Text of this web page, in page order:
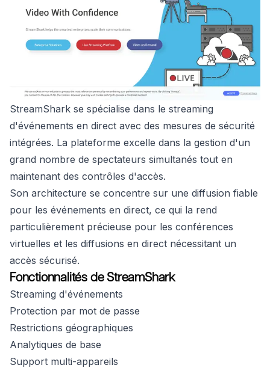
StreamShark se spécialise dans le streaming
d'événements en direct avec des mesures de sécurité
intégrées. La plateforme excelle dans la gestion d'un
grand nombre de spectateurs simultanés tout en
maintenant des contrôles d'accès.
Son architecture se concentre sur une diffusion fiable
pour les événements en direct, ce qui la rend
particulièrement précieuse pour les conférences
virtuelles et les diffusions en direct nécessitant un
accès sécurisé.
Fonctionnalités de StreamShark
Streaming d'événements
Protection par mot de passe
Restrictions géographiques
Analytiques de base
Support multi-appareils